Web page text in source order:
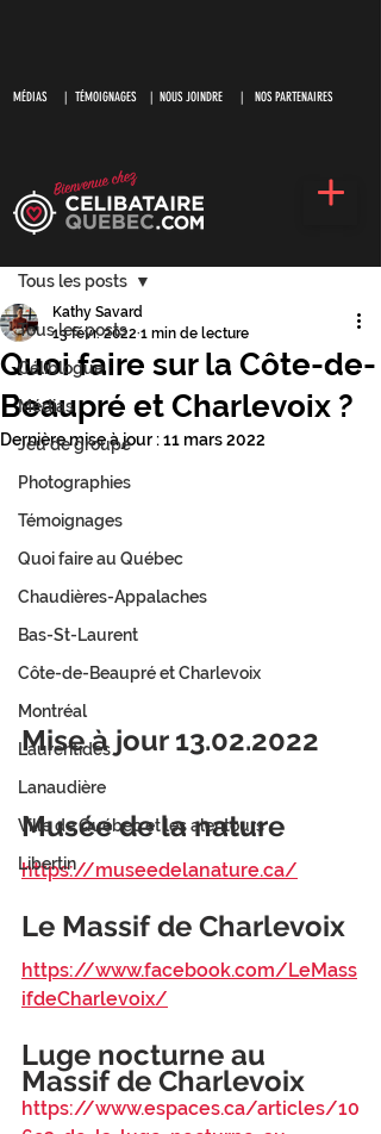
MÉDIAS| TÉMOIGNAGES | NOUS JOINDRE | NOS PARTENAIRES
Post
Tous les posts
Céliblogue
Médias
Jeu de groupe
Photographies
Témoignages
Quoi faire au Québec
Chaudières-Appalaches
Bas-St-Laurent
Côte-de-Beaupré et Charlevoix
Montréal
Laurentides
Lanaudière
Ville de Québec et les alentours
Libertin
Tous les posts
Quoi faire sur la Côte-de-
Beaupré et Charlevoix ?
Kathy Savard
13 févr. 2022 1 min de lecture
Dernière mise à jour :11 mars 2022
Mise à jour 13.02.2022
Musée de la nature
https://museedelanature.ca/
Le Massif de Charlevoix
https://www.facebook.com/LeMass
ifdeCharlevoix/
Luge nocturne au
Massif de Charlevoix
https://www.espaces.ca/articles/10